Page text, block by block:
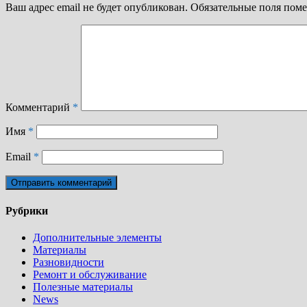
Ваш адрес email не будет опубликован. Обязательные поля
Комментарий *
Имя *
Email *
Рубрики
Дополнительные элементы
Материалы
Разновидности
Ремонт и обслуживание
Полезные материалы
News